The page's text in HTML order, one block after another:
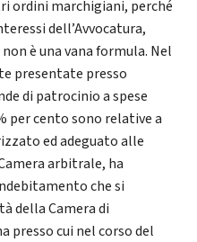
marchigiani, perché
dell’Avvocatura,
è una vana formula. Nel
presentate presso
di patrocinio a spese
per cento sono relative a
ed adeguato alle
arbitrale, ha
che si
della Camera di
presso cui nel corso del